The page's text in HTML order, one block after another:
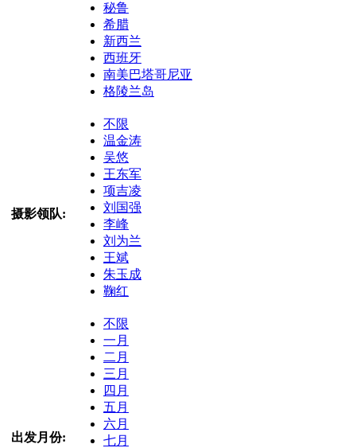
秘鲁
希腊
新西兰
西班牙
南美巴塔哥尼亚
格陵兰岛
摄影领队:
不限
温金涛
吴悠
王东军
项吉凌
刘国强
李峰
刘为兰
王斌
朱玉成
鞠红
出发月份:
不限
一月
二月
三月
四月
五月
六月
七月